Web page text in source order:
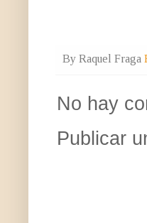
By Raquel Fraga
No hay
Publicar